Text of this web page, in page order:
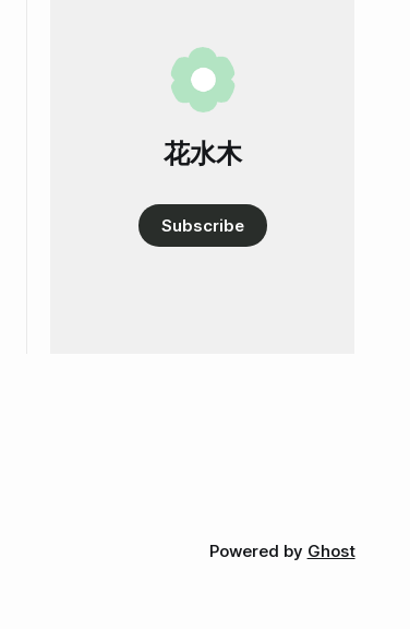
花水木
Subscribe
Powered by Ghost